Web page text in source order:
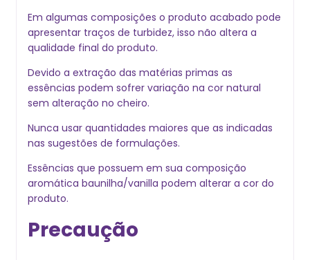
Em algumas composições o produto acabado pode
apresentar traços de turbidez, isso não altera a
qualidade final do produto.
Devido a extração das matérias primas as
essências podem sofrer variação na cor natural
sem alteração no cheiro.
Nunca usar quantidades maiores que as indicadas
nas sugestões de formulações.
Essências que possuem em sua composição
aromática baunilha/vanilla podem alterar a cor do
produto.
Precaução